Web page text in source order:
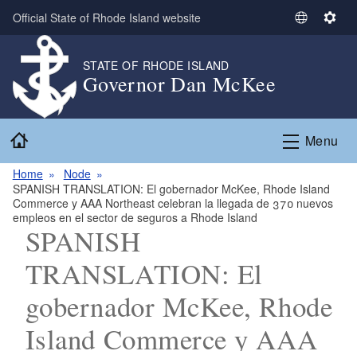
Skip to main content
Official State of Rhode Island website
S
t
L
g
u
S
n
g
STATE OF RHODE ISLAND
Governor Dan McKee
Menu
Home
Node
SPANISH TRANSLATION: El gobernador McKee, Rhode Island
Commerce y AAA Northeast celebran la llegada de 370 nuevos
empleos en el sector de seguros a Rhode Island
SPANISH
TRANSLATION: El
gobernador McKee, Rhode
Island Commerce y AAA